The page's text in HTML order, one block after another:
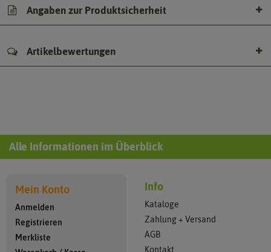
Angaben zur Produktsicherheit
Artikelbewertungen
Alle Informationen im Überblick
Mein Konto
Anmelden
Registrieren
Merkliste
Info
Kataloge
Zahlung + Versand
AGB
Kontakt